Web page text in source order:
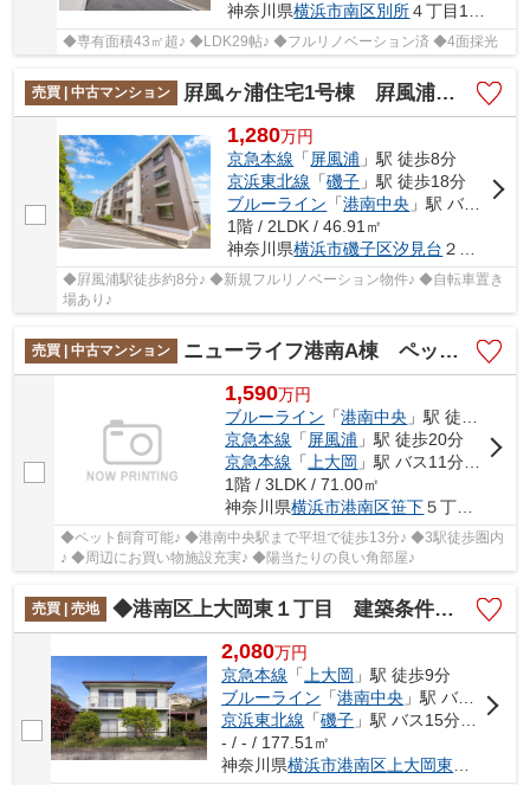
神奈川県横浜市南区別所４丁目14-5
◆専有面積43㎡超♪ ◆LDK29帖♪ ◆フルリノベーション済 ◆4面採光
売買 | 中古マンション 屛風ヶ浦住宅1号棟 屛風浦駅約8分/室内一新/自転車置き場あり
1,280万円
京急本線 「 屏風浦 」駅 徒歩8分
京浜東北線 「磯子 」駅 徒歩18分
ブルーライン 「港南中央 」駅 バス24分 「汐見台ストアー前」 停歩6分
1階 / 2LDK / 46.91㎡
神奈川県横浜市磯子区汐見台 ２丁目9
◆屛風浦駅徒歩約8分♪ ◆新規フルリノベーション物件♪ ◆自転車置き
場あり♪
売買 | 中古マンション ニューライフ港南A棟 ペット飼育可能/港南中央駅まで平坦で徒歩13分/3駅徒歩圏内/周辺にお買い物施設充実/陽当たりの良い角部屋
1,590万円
ブルーライン 「港南中央 」駅 徒歩13分
京急本線 「 屏風浦 」駅 徒歩20分
京急本線 「 上大岡 」駅 バス11分 「関（横浜市港南区）」 停歩5分
1階 / 3LDK / 71.00㎡
神奈川県横浜市港南区笹下５丁目2-37
◆ペット飼育可能♪ ◆港南中央駅まで平坦で徒歩13分♪ ◆3駅徒歩圏内
♪ ◆周辺にお買い物施設充実♪ ◆陽当たりの良い角部屋♪
売買 | 売地 ◆港南区上大岡東１丁目 建築条件なし売地◆
2,080万円
京急本線 「 上大岡 」駅 徒歩9分
ブルーライン 「港南中央 」駅 バス4分 「上大岡駅」 停歩13分
京浜東北線 「磯子 」駅 バス15分 「笹堀」 停歩12分
- / - / 177.51㎡
神奈川県横浜市港南区 上大岡東